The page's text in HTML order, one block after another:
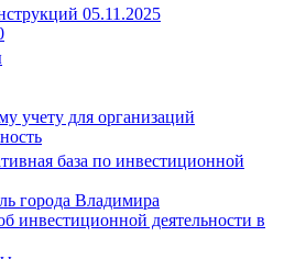
05.11.2025
учету для организаций
база по инвестиционной
города Владимира
инвестиционной деятельности в